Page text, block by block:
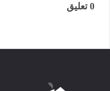
0 تعليق